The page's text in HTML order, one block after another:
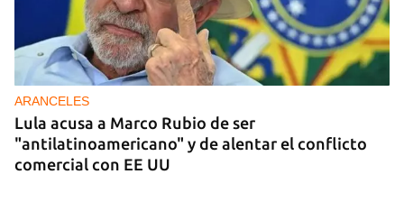
ARANCELES
Lula acusa a Marco Rubio de ser
"antilatinoamericano" y de alentar el conflicto
comercial con EE UU